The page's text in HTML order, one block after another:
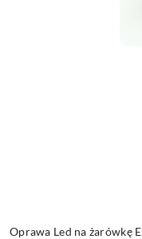
Oprawa Led na żarówkę